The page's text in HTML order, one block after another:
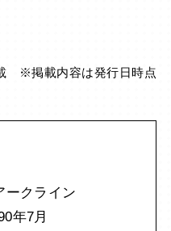
※掲載内容は発行日時点
ークライン
年7月